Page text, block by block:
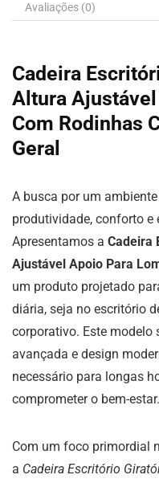
Avaliações (0)
Cadeira
Altura
Com Rodinhas
Geral
A busca por um
produtividade, conforto
Apresentamos a Cadeira
Ajustável Apoio Para
um produto projetado
diária, seja no escritório
corporativo. Este modelo
avançada e design
necessário para longas
comprometer o bem-estar.
Com um foco primordial
a Cadeira Escritório